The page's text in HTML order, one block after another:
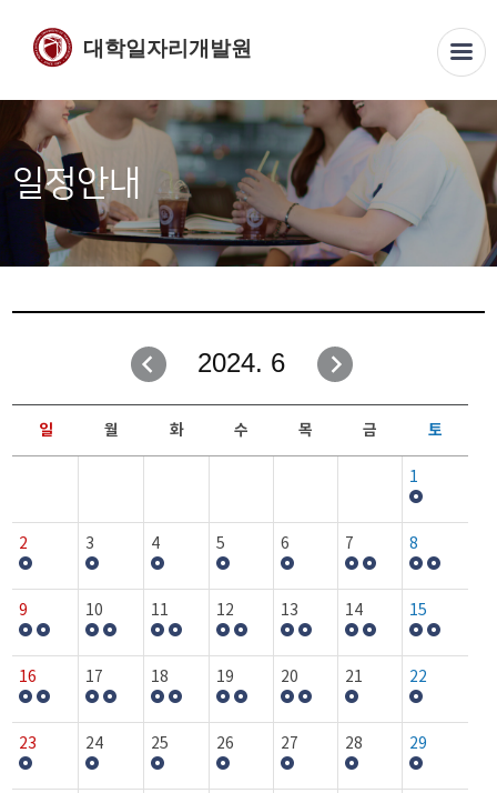
대학일자리개발원
일정안내
2024. 6
일 월 화 수 목 금 토
1
2 3 4 5 6 7 8
9 10 11 12 13 14 15
16 17 18 19 20 21 22
23 24 25 26 27 28 29